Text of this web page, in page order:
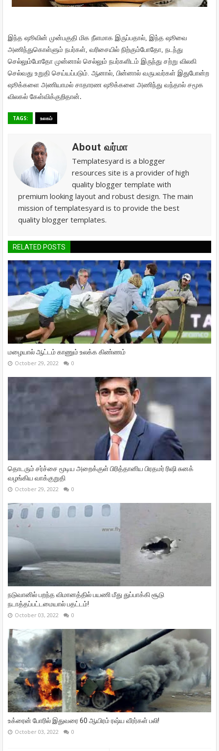
இந்த ஷூவின் முன்பகுதி மிக நீளமாக இருப்பதால், இந்த ஷூவை
அணிந்துகொள்ளும் நபர்கள், வரிசையில் நிற்கும்போதோ, நடந்து
செல்லும்போதோ முன்னால் செல்லும் நபர்களிடம் இருந்து சற்று விலகி
செல்வது உறுதி செய்யப்படும். ஆனால், பின்னால் வருபவர்கள் இதுபோன்ற
ஷூக்களை அணியாமல் சாதாரண ஷூக்களை அணிந்து வந்தால் சமூக
விலகல் கேள்விக்குறிதான்.
TAGS: உலகம்
About வர்மா
Templatesyard is a blogger
resources site is a provider of high
quality blogger template with
premium looking layout and robust design. The main
mission of templatesyard is to provide the best
quality blogger templates.
RELATED POSTS
மழையால் ஆட்டம் காணும் உலக்க கிண்ணம்
October 29, 2022 0
தொடரும் சர்ச்சை மூடிய அறைக்குள் பிரித்தானிய பிரதமர் ரிஷி சுனக்
வழங்கிய வாக்குறுதி
October 29, 2022 0
நடுவானில் பறந்த விமானத்தில் பயணி மீது துப்பாக்கி சூடு
நடாத்தப்பட்டமையால் பதட்டம்!
October 03, 2022 0
உக்ரைன் போரில் இதுவரை 60 ஆயிரம் ரஷ்ய வீரர்கள் பலி!
October 03, 2022 0